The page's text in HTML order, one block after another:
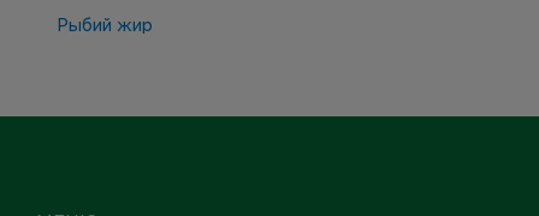
Рыбий жир